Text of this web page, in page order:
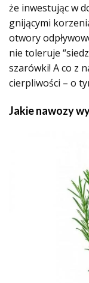
że inwestując w
gnijącymi
otwory
nie toleruje
szarówki! A co z
cierpliwości – o
Jakie nawozy